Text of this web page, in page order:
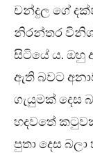
චන්දුල ගේ
නිරන්තර
සිටියේ ය. ඔහු
ඇති බවට
ගැයුමක් දෙස
හදවතේ
පුතා දෙස